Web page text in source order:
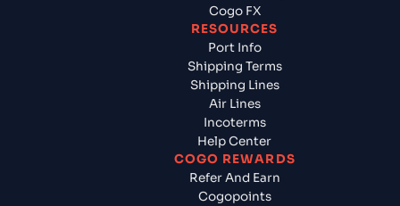
Cogo FX
RESOURCES
Port Info
Shipping Terms
Shipping Lines
Air Lines
Incoterms
Help Center
COGO REWARDS
Refer And Earn
Cogopoints